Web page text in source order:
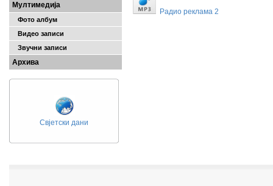
Мултимедија
Фото албум
Видео записи
Звучни записи
Архива
Свјетски дани
Радио реклама 2